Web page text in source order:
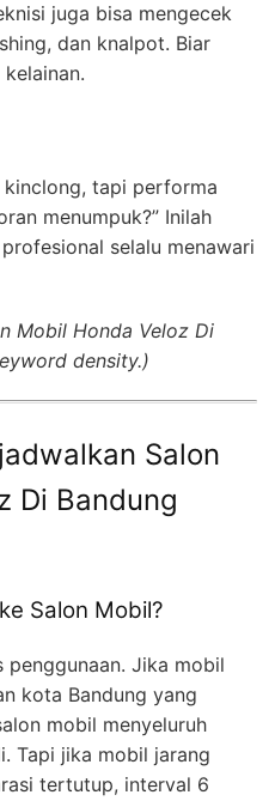
juga bisa mengecek
dan knalpot. Biar
tapi performa
menumpuk?” Inilah
selalu menawari
Mobil Honda Veloz Di
density.)
Salon
Di Bandung
Salon Mobil?
penggunaan. Jika mobil
kota Bandung yang
mobil menyeluruh
Tapi jika mobil jarang
tertutup, interval 6